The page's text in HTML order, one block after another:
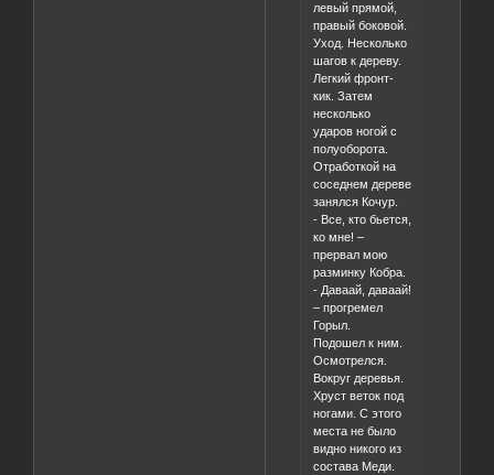
левый прямой,
правый боковой.
Уход. Несколько
шагов к дереву.
Легкий фронт-
кик. Затем
несколько
ударов ногой с
полуоборота.
Отработкой на
соседнем дереве
занялся Кочур.
- Все, кто бьется,
ко мне! –
прервал мою
разминку Кобра.
- Даваай, даваай!
– прогремел
Горыл.
Подошел к ним.
Осмотрелся.
Вокруг деревья.
Хруст веток под
ногами. С этого
места не было
видно никого из
состава Меди.